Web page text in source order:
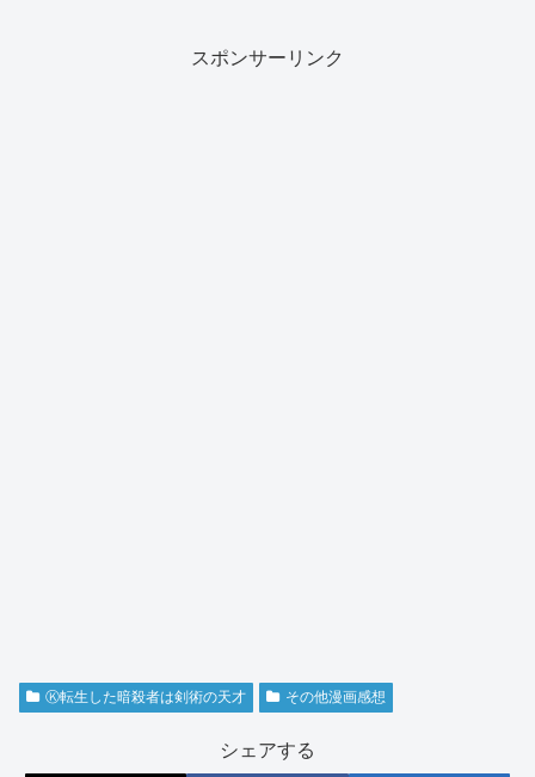
スポンサーリンク
Ⓚ転生した暗殺者は剣術の天才 その他漫画感想
シェアする